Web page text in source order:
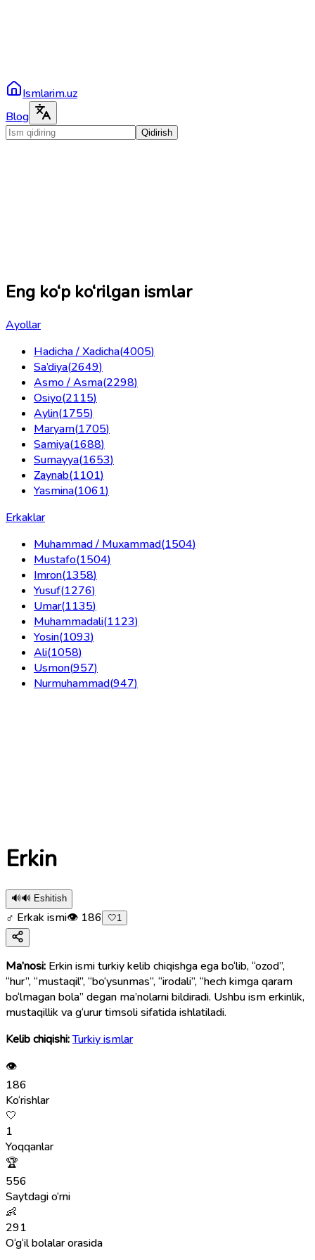
Ismlarim.uz
Blog
Qidirish
Eng ko‘p ko‘rilgan ismlar
Ayollar
Hadicha / Xadicha(4005)
Sa’diya(2649)
Asmo / Asma(2298)
Osiyo(2115)
Aylin(1755)
Maryam(1705)
Samiya(1688)
Sumayya(1653)
Zaynab(1101)
Yasmina(1061)
Erkaklar
Muhammad / Muxammad(1504)
Mustafo(1504)
Imron(1358)
Yusuf(1276)
Umar(1135)
Muhammadali(1123)
Yosin(1093)
Ali(1058)
Usmon(957)
Nurmuhammad(947)
Erkin
🔊🔊 Eshitish
♂ Erkak ismi👁 186 🤍1
Ma’nosi: Erkin ismi turkiy kelib chiqishga ega bo‘lib, “ozod”,
“hur”, “mustaqil”, “bo‘ysunmas”, “irodali”, “hech kimga qaram
bo‘lmagan bola” degan ma’nolarni bildiradi. Ushbu ism erkinlik,
mustaqillik va g‘urur timsoli sifatida ishlatiladi.
Kelib chiqishi:Turkiy ismlar
👁
186
Ko‘rishlar
🤍
1
Yoqqanlar
🏆
556
Saytdagi o‘rni
👶
291
O‘g‘il bolalar orasida